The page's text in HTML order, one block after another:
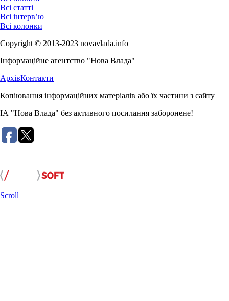
Всі статті
Всі інтерв’ю
Всі колонки
Copyright © 2013-2023 novavlada.info
Інформаційне агентство "Нова Влада"
АрхівКонтакти
Копіювання інформаційних матеріалів або їх частини з сайту
ІА "Нова Влада" без активного посилання заборонене!
Scroll